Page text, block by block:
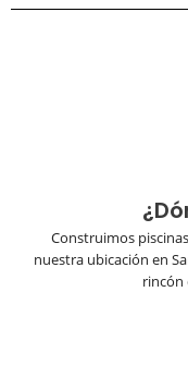
Construimos
nuestra ubicación en
rincón